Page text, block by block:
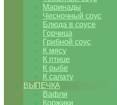
Маринады
Чесночный соус
Блюда в соусе
Горчица
Грибной соус
К мясу
К птице
К рыбе
К салату
ВЫПЕЧКА
Вафли
Коржики